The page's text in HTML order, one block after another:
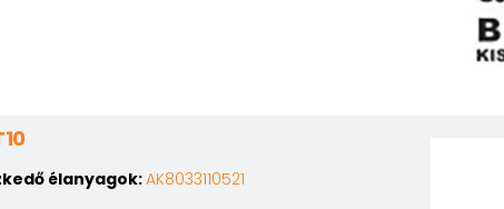
élanyagok:AK8033110521